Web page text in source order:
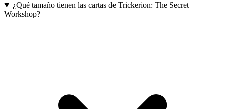
¿Qué tamaño tienen las cartas de Trickerion: The Secret
Workshop?